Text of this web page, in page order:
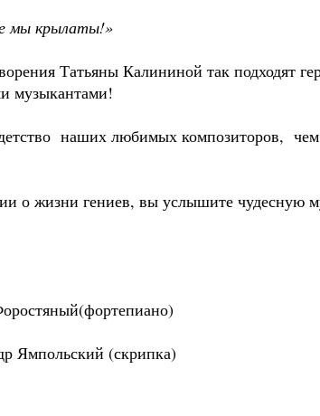
мы крылаты!»
Татьяны Калининой так подходят
музыкантами!
наших любимых композиторов,
о жизни гениев, вы услышите чудесную
Ямпольский (скрипка)